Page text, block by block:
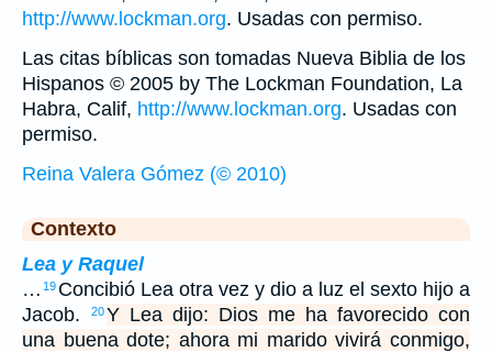
http://www.lockman.org. Usadas con permiso.
Las citas bíblicas son tomadas Nueva Biblia de los
Hispanos © 2005 by The Lockman Foundation, La
Habra, Calif, http://www.lockman.org. Usadas con
permiso.
Reina Valera Gómez (© 2010)
Contexto
Lea y Raquel
… 19 Concibió Lea otra vez y dio a luz el sexto hijo a
Jacob.
20Y Lea dijo: Dios me ha favorecido con
una buena dote; ahora mi marido vivirá conmigo,